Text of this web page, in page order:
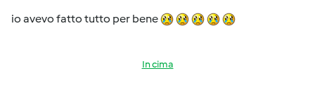
io avevo fatto tutto per bene
In cima